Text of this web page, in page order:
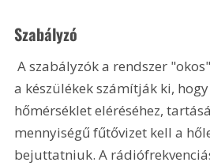
Szabályzó
A szabályzók a rendszer "okos" elemei, hiszen ezek
a készülékek számítják ki,
hőmérséklet eléréséhez,
mennyiségű fűtővizet kell a
bejuttatniuk. A